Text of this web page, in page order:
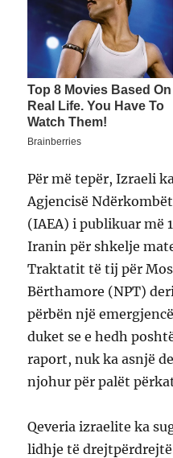
Për më tepër, Izraeli
Agjencisë
(IAEA) i publikuar më
Iranin për shkelje
Traktatit të tij për
Bërthamore (NPT)
përbën një
duket se e hedh
raport, nuk ka asnjë
njohur për palët
Qeveria izraelite ka
lidhje të